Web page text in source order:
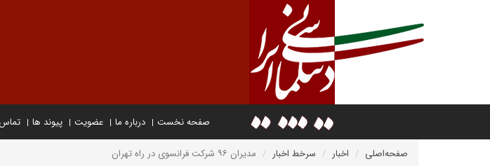
صفحه نخست درباره ما عضویت پیوند ها تماس
صفحه‌اصلی اخبار سرخط اخبار مدیران ۹۶ شرکت فرانسوی در راه تهران